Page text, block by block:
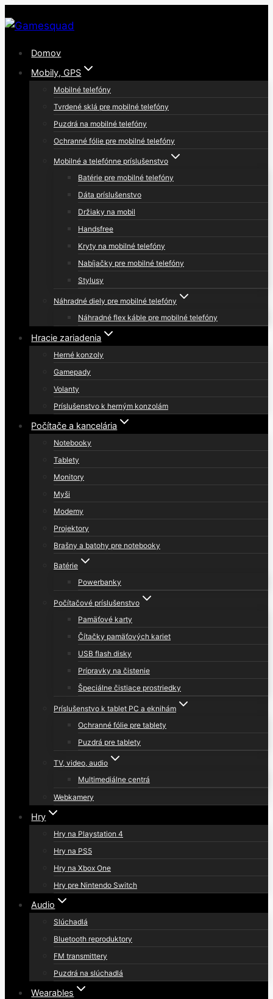
to
Domov
Mobily, GPS
Mobilné telefóny
Tvrdené sklá pre mobilné telefóny
Puzdrá na mobilné telefóny
Ochranné fólie pre mobilné telefóny
Mobilné a telefónne príslušenstvo
Batérie pre mobilné telefóny
Dáta príslušenstvo
Držiaky na mobil
Handsfree
Kryty na mobilné telefóny
Nabíjačky pre mobilné telefóny
Stylusy
Náhradné diely pre mobilné telefóny
Náhradné flex káble pre mobilné telefóny
Hracie zariadenia
Herné konzoly
Gamepady
Volanty
Príslušenstvo k herným konzolám
Počítače a kancelária
Notebooky
Tablety
Monitory
Myši
Modemy
Projektory
Brašny a batohy pre notebooky
Batérie
Powerbanky
Počítačové príslušenstvo
Pamäťové karty
Čítačky pamäťových kariet
USB flash disky
Prípravky na čistenie
Špeciálne čistiace prostriedky
Príslušenstvo k tablet PC a eknihám
Ochranné fólie pre tablety
Puzdrá pre tablety
TV, video, audio
Multimediálne centrá
Webkamery
Hry
Hry na Playstation 4
Hry na PS5
Hry na Xbox One
Hry pre Nintendo Switch
Audio
Slúchadlá
Bluetooth reproduktory
FM transmittery
Puzdrá na slúchadlá
Wearables